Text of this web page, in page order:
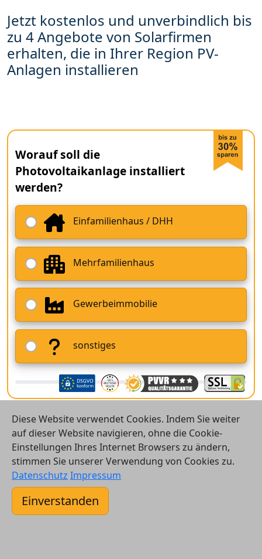
Jetzt kostenlos und unverbindlich bis
zu 4 Angebote von Solarfirmen
erhalten, die in Ihrer Region PV-
Anlagen installieren
Worauf soll die
Photovoltaikanlage installiert
werden?
Einfamilienhaus / DHH
Mehrfamilienhaus
Gewerbeimmobilie
sonstiges
© 2026 Vergleichsrechner24 GmbH
Kontakt
Diese Website verwendet Cookies. Indem Sie weiter
auf dieser Website navigieren, ohne die Cookie-
Einstellungen Ihres Internet Browsers zu ändern,
stimmen Sie unserer Verwendung von Cookies zu.
Datenschutz Impressum
Einverstanden